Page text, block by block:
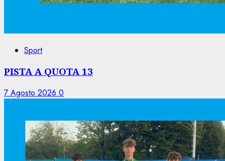
Sport
PISTA A QUOTA 13
7 Agosto 2026 0